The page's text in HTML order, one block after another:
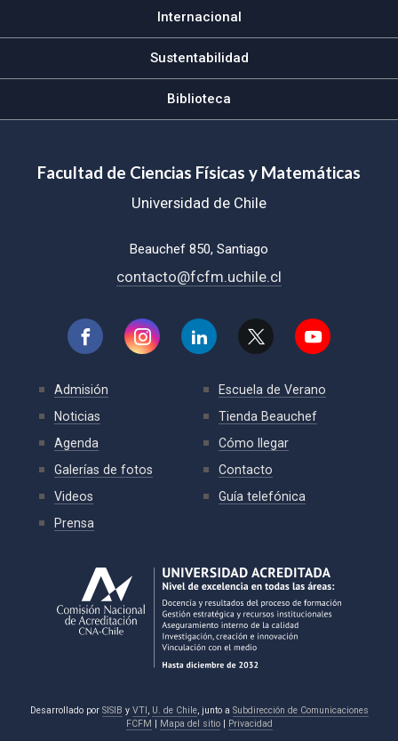
Internacional
Sustentabilidad
Biblioteca
Facultad de Ciencias Físicas y Matemáticas
Universidad de Chile
Beauchef 850, Santiago
contacto@fcfm.uchile.cl
Admisión
Noticias
Agenda
Galerías de fotos
Videos
Prensa
Escuela de Verano
Tienda Beauchef
Cómo llegar
Contacto
Guía telefónica
Desarrollado por SISIB y VTI , U. de Chile, junto a Subdirección de Comunicaciones
FCFM
Mapa del sitio| Privacidad